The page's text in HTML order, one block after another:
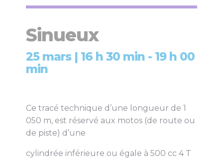
Sinueux
25 mars | 16 h 30 min - 19 h 00
min
Ce tracé technique d’une longueur de 1
050 m, est réservé aux motos (de route ou
de piste) d’une
cylindrée inférieure ou égale à 500 cc 4 T